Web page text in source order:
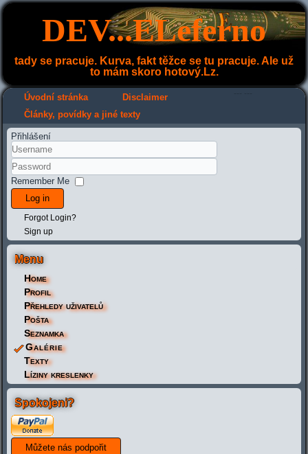
DEV...ELeferno
tady se pracuje. Kurva, fakt těžce se tu pracuje. Ale už
to mám skoro hotový.Lz.
Úvodní stránka Disclaimer
Články, povídky a jiné texty
Přihlášení
Remember Me
Log in
Forgot Login?
Sign up
Menu
Home
Profil
Přehledy uživatelů
Pošta
Seznamka
Galérie
Texty
Líziny kreslenky
Spokojeni?